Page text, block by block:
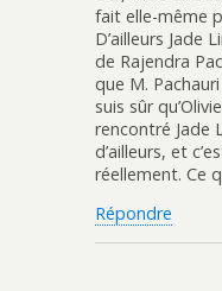
fait elle-même
D’ailleurs Jade
de Rajendra
que M.
suis sûr
rencontré Jade
d’ailleurs, et
réellement. Ce
Répondre